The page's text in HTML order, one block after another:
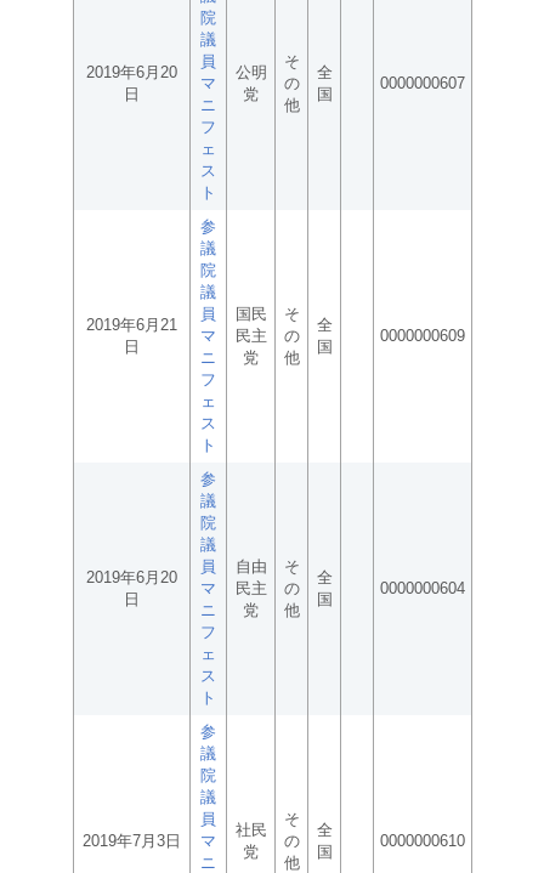
2019年6月20
日
院
議
員
マ
ニ
フ
ェ
ス
ト
公明
党
そ
の
他
全
国
0000000607
2019年6月21
日
参
議
院
議
員
マ
ニ
フ
ェ
ス
ト
国民
民主
党
そ
の
他
全
国
0000000609
2019年6月20
日
参
議
院
議
員
マ
ニ
フ
ェ
ス
ト
自由
民主
党
そ
の
他
全
国
0000000604
2019年7月3日
参
議
院
議
員
マ
ニ
社民
党
そ
の
他
全
国
0000000610